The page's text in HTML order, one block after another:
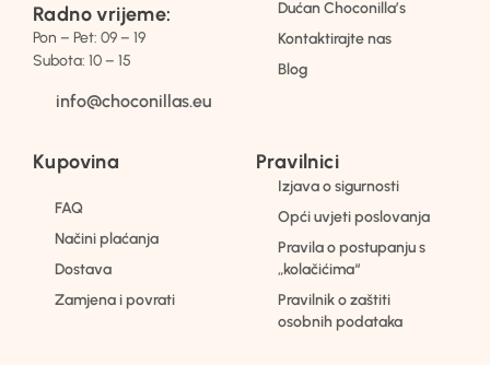
Radno vrijeme:
Pon – Pet: 09 – 19
Subota: 10 – 15
info@choconillas.eu
Dućan Choconilla’s
Kontaktirajte nas
Blog
Kupovina
FAQ
Načini plaćanja
Dostava
Zamjena i povrati
Pravilnici
Izjava o sigurnosti
Opći uvjeti poslovanja
Pravila o postupanju s
„kolačićima“
Pravilnik o zaštiti
osobnih podataka